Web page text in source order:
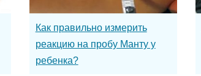
Как правильно измерить
реакцию на пробу Манту у
ребенка?